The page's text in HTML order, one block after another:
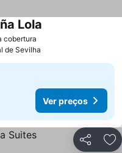
cobertura
Lola
de Sevilha
Ver preços
Partilhar